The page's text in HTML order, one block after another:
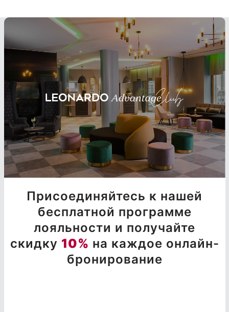
Присоединяйтесь к нашей
бесплатной программе
лояльности и получайте
скидку 10% на каждое онлайн-
бронирование